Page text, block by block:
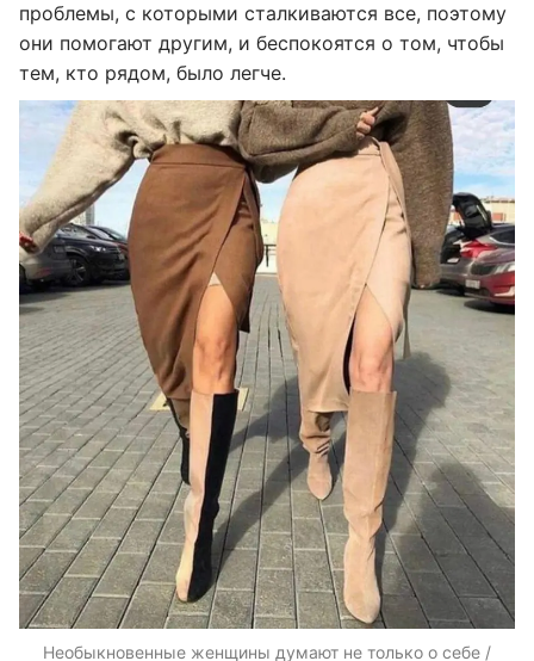
проблемы, с которыми сталкиваются все, поэтому
они помогают другим, и беспокоятся о том, чтобы
тем, кто рядом, было легче.
Необыкновенные женщины думают не только о себе /